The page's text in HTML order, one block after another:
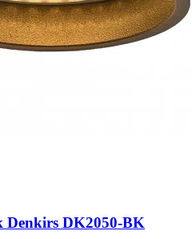
Denkirs DK2050-BK